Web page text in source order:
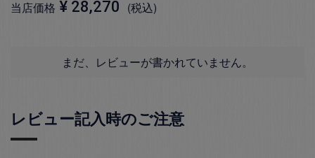
当店価格 ¥ 28,270 税込
まだ、レビューが書かれていません。
レビュー記入時のご注意